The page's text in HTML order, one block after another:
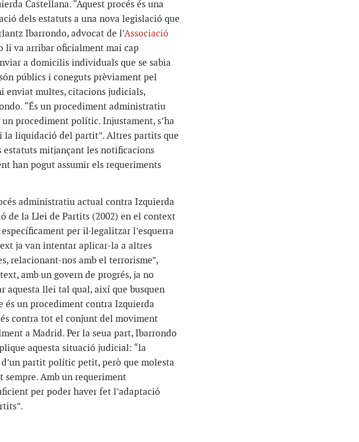
Castellana. “Aquest procés és una
dels estatuts a una nova legislació que
Ibarrondo, advocat de l’Associació
li va arribar oficialment mai cap
a domicilis individuals que se sabia
públics i coneguts prèviament pel
enviat multes, citacions judicials,
“És un procediment administratiu
procediment polític. Injustament, s’ha
la liquidació del partit”. Altres partits que
estatuts mitjançant les notificacions
han pogut assumir els requeriments
administratiu actual contra Izquierda
de la Llei de Partits (2002) en el context
per il·legalitzar l’esquerra
ja van intentar aplicar-la a altres
relacionant-nos amb el terrorisme”,
amb un govern de progrés, ja no
aquesta llei tal qual, així que busquen
és un procediment contra Izquierda
contra tot el conjunt del moviment
a Madrid. Per la seua part, Ibarrondo
aquesta situació judicial: “la
partit polític petit, però que molesta
Amb un requeriment
per poder haver fet l’adaptació